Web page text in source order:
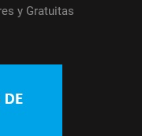
y Gratuitas